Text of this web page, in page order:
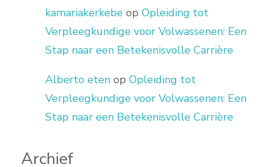
kamariakerkebe op Opleiding tot
Verpleegkundige voor Volwassenen: Een
Stap naar een Betekenisvolle Carrière
Alberto eten op Opleiding tot
Verpleegkundige voor Volwassenen: Een
Stap naar een Betekenisvolle Carrière
Archief